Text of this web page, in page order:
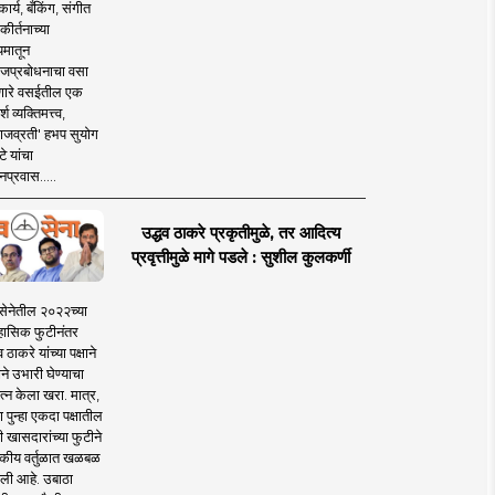
बँकिंग, संगीत
वसा
वसईतील एक
व्यक्तिमत्त्व,
हभप सुयोग
यांचा
उद्धव ठाकरे प्रकृतीमुळे, तर आदित्य
प्रवृत्तीमुळे मागे पडले : सुशील कुलकर्णी
२०२२च्या
फुटीनंतर
ठाकरे यांच्या पक्षाने
उभारी घेण्याचा
केला खरा. मात्र,
एकदा पक्षातील
खासदारांच्या फुटीने
वर्तुळात खळबळ
आहे. उबाठा